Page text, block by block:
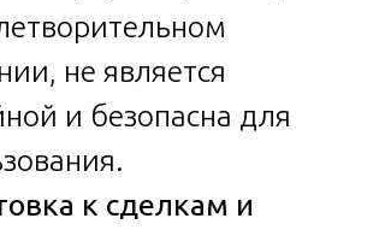
не является
и безопасна для
к сделкам и